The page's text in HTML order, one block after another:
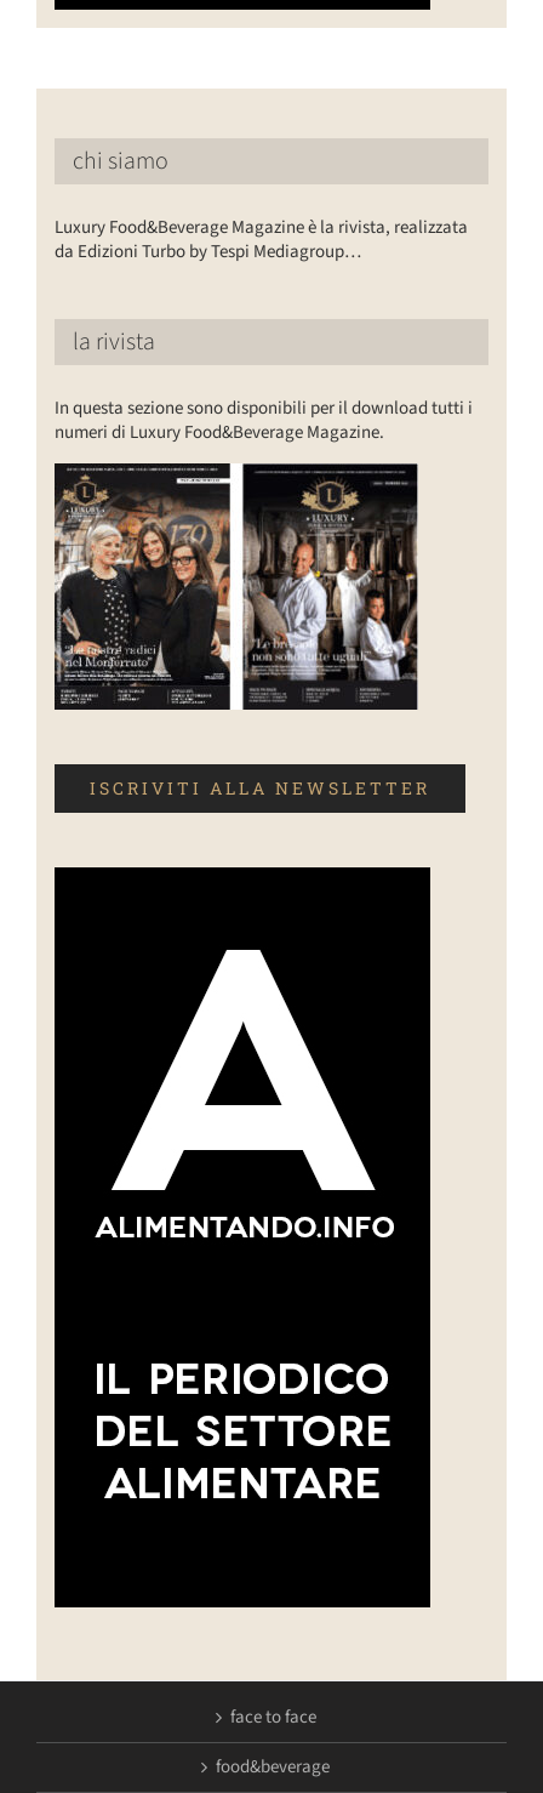
chi siamo
Luxury Food&Beverage Magazine è la rivista, realizzata
da Edizioni Turbo by Tespi Mediagroup…
la rivista
In questa sezione sono disponibili per il download tutti i
numeri di Luxury Food&Beverage Magazine.
ISCRIVITI ALLA NEWSLETTER
face to face
food&beverage